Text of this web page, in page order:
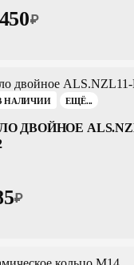
₽
НАЛИЧИИ ЕЩЁ...
ДВОЙНОЕ
₽